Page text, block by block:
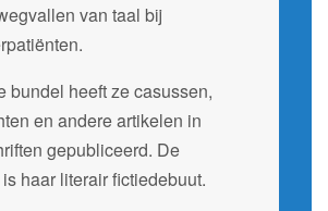
van taal bij
bundel heeft ze casussen,
en andere artikelen in
gepubliceerd. De
haar literair fictiedebuut.